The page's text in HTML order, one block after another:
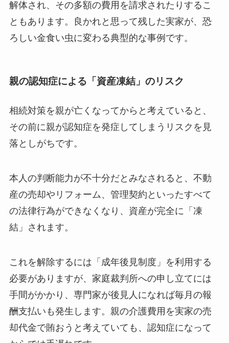
解体され、その多額の費用を請求されたりするこ
ともあります。良かれと思って残した実家が、恐
ろしい金食い虫に変わる典型的な事例です。
親の認知症による「資産凍結」のリスク
相続対策を親が亡くなってからと考えていると、
その前に親が認知症を発症してしまうリスクを見
落としがちです。
本人の判断能力が不十分だとみなされると、不動
産の売却やリフォーム、管理契約といったすべて
の法律行為ができなくなり、資産が完全に「凍
結」されます。
これを解除するには「成年後見制度」を利用する
必要がありますが、家庭裁判所への申し立てには
手間がかかり、専門家が後見人になれば毎月の報
酬支払いも発生します。親の介護費用を実家の売
却代金で賄おうと考えていても、認知症になって